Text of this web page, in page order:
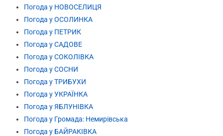
Погода у НОВОСЕЛИЦЯ
Погода у ОСОЛИНКА
Погода у ПЕТРИК
Погода у САДОВЕ
Погода у СОКОЛІВКА
Погода у СОСНИ
Погода у ТРИБУХИ
Погода у УКРАЇНКА
Погода у ЯБЛУНІВКА
Погода у Громада: Немирівська
Погода у БАЙРАКІВКА